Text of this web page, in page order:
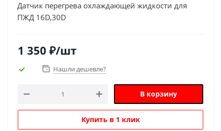
Датчик перегрева охлаждающей жидкости для
ПЖД 16D,30D
1 350 ₽/шт
Нашли дешевле?
В корзину
Купить в 1 клик